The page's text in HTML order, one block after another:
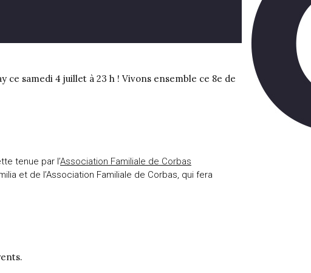
samedi 4 juillet à 23 h ! Vivons ensemble ce 8e de
tenue par l’Association Familiale de Corbas
et de l’Association Familiale de Corbas, qui fera